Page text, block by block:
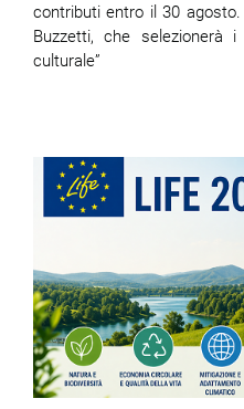
contributi entro il 30
Buzzetti, che selezionerà i
culturale”